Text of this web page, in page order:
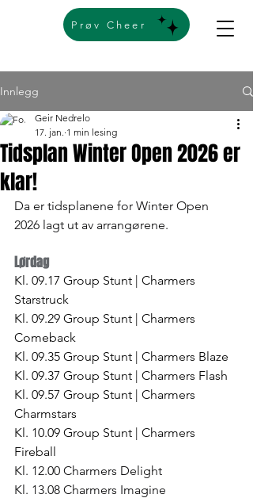
Prøv Cheer
Innlegg
Tidsplan Winter Open 2026 er
klar!
Geir Nedrelo
17. jan. 1 min lesing
Da er tidsplanene for Winter Open
2026 lagt ut av arrangørene.
Lørdag
Kl. 09.17 Group Stunt | Charmers
Starstruck
Kl. 09.29 Group Stunt | Charmers
Comeback
Kl. 09.35 Group Stunt | Charmers Blaze
Kl. 09.37 Group Stunt | Charmers Flash
Kl. 09.57 Group Stunt | Charmers
Charmstars
Kl. 10.09 Group Stunt | Charmers
Fireball
Kl. 12.00 Charmers Delight
Kl. 13.08 Charmers Imagine